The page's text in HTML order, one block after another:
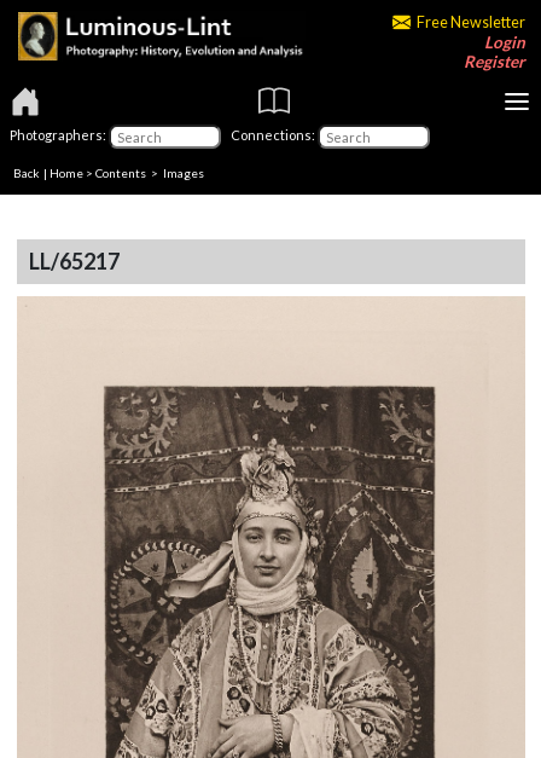
Free Newsletter
Login
Register
Photographers: Connections:
Back | Home > Contents > Images
LL/65217